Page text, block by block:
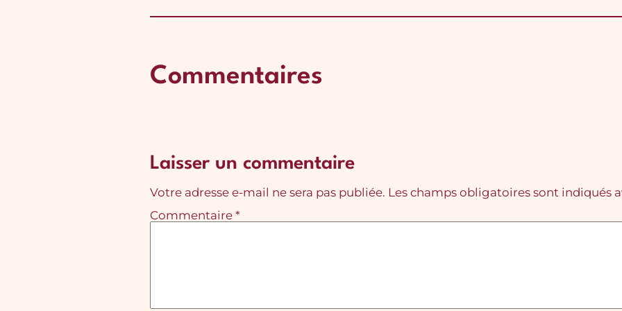
Commentaires
Laisser un commentaire
Votre adresse e-mail ne sera pas publiée. Les champs obligatoires sont indiqués
Commentaire *